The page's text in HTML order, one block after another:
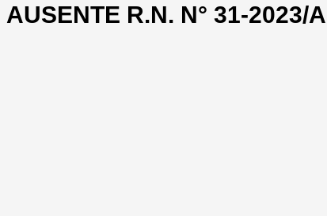
AUSENTE R.N. N° 31-2023/